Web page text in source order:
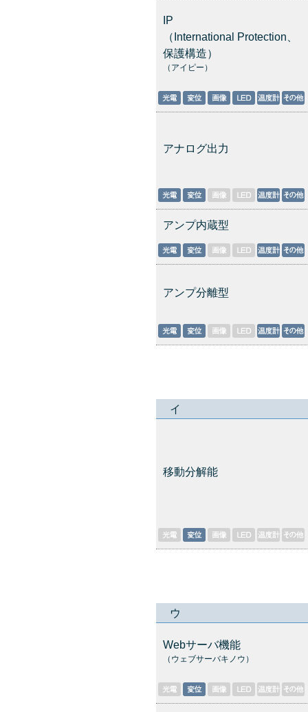
IP
（International Protection、
保護構造）
（アイピー）
アナログ出力
アンプ内蔵型
アンプ分離型
イ
移動分解能
ウ
Webサーバ機能
（ウェブサーバキノウ）